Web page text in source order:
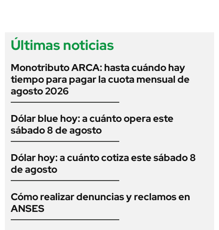
Últimas noticias
Monotributo ARCA: hasta cuándo hay
tiempo para pagar la cuota mensual de
agosto 2026
Dólar blue hoy: a cuánto opera este
sábado 8 de agosto
Dólar hoy: a cuánto cotiza este sábado 8
de agosto
Cómo realizar denuncias y reclamos en
ANSES